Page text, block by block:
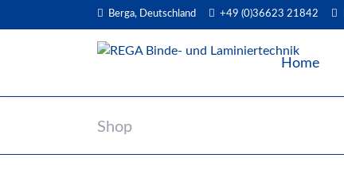
Berga, Deutschland +49 (0)36623 21842
Home
Shop